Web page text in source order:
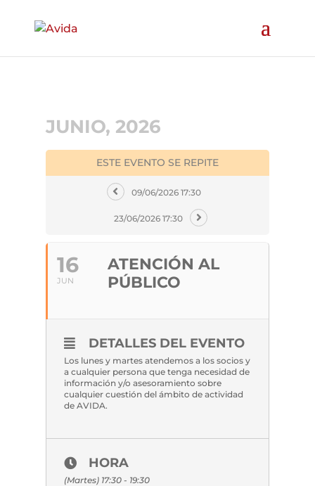
JUNIO, 2026
ESTE EVENTO SE REPITE
09/06/2026 17:30
23/06/2026 17:30
16
JUN
ATENCIÓN AL
PÚBLICO
DETALLES DEL EVENTO
Los lunes y martes atendemos a los socios y
a cualquier persona que tenga necesidad de
información y/o asesoramiento sobre
cualquier cuestión del ámbito de actividad
de AVIDA.
HORA
(Martes) 17:30 - 19:30